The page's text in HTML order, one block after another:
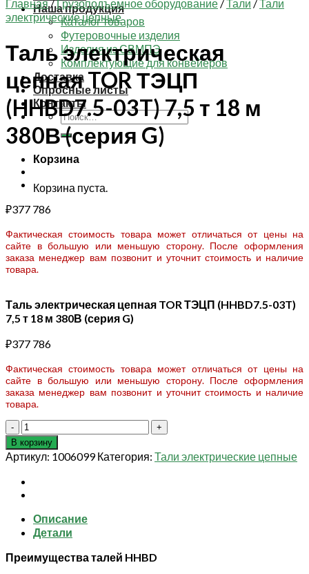
Наша продукция
Каталог товаров
Футеровочные изделия
Изделия из СВМПЭ
Комплектующие для конвейеров
Доставка
Опросные листы
Контакты
Искать:
Корзина
Корзина пуста.
Главная/Грузоподъемное оборудование /Тали /Тали
электрические цепные
Таль электрическая
цепная TOR ТЭЦП
(HHBD7.5-03T) 7,5 т 18 м
380В (серия G)
₽377 786
Фактическая стоимость товара может отличаться от цены на
сайте в большую или меньшую сторону. После оформления
заказа менеджер вам позвонит и уточнит стоимость и наличие
товара.
Таль электрическая цепная TOR ТЭЦП (HHBD7.5-03T)
7,5 т 18 м 380В (серия G)
₽377 786
Фактическая стоимость товара может отличаться от цены на
сайте в большую или меньшую сторону. После оформления
заказа менеджер вам позвонит и уточнит стоимость и наличие
товара.
Количество
товара
Таль
электрическая
цепная
TOR
(HHBD7.5-
03T)
т
В корзину
Артикул: 1006099 Категория: Тали электрические цепные
Описание
Детали
Преимущества талей HHBD